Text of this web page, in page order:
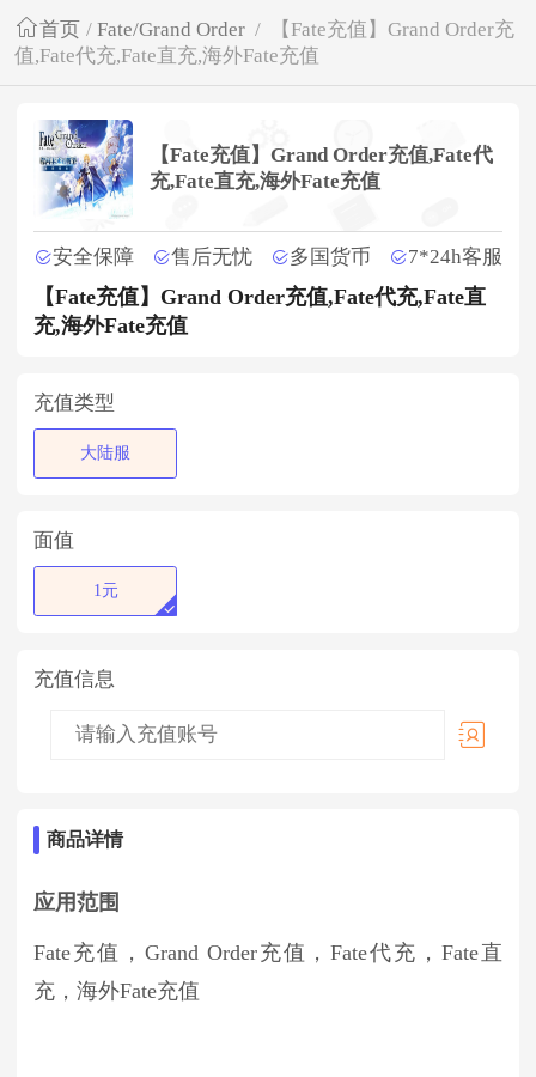
首页 / Fate/Grand Order /
【Fate充值】Grand Order充
值,Fate代充,Fate直充,海外Fate充值
【Fate充值】Grand Order充值,Fate代
充,Fate直充,海外Fate充值
安全保障 售后无忧 多国货币 7*24h客服
【Fate充值】Grand Order充值,Fate代充,Fate直
充,海外Fate充值
充值类型
大陆服
面值
1元
充值信息
商品详情
应用范围
Fate充值，Grand Order充值，Fate代充，Fate直
充，海外Fate充值